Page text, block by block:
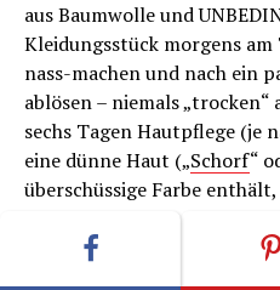
aus Baumwolle und
Kleidungsstück morgens
nass-machen und nach ein
ablösen – niemals
sechs Tagen Hautpflege (je
eine dünne Haut („Schorf“
überschüssige Farbe
eine Abschürfung aus, was
fällt nach einigen